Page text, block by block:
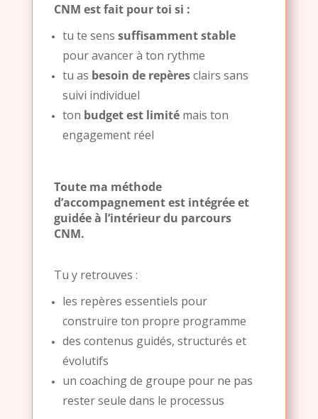
CNM est fait pour toi si :
tu te sens suffisamment stable
pour avancer à ton rythme
tu as besoin de repèresclairs sans
suivi individuel
ton budget est limitémais ton
engagement réel
Toute ma méthode
d’accompagnement est intégrée et
guidée à l’intérieur du parcours
CNM.
Tu y retrouves :
les repères essentiels pour
construire ton propre programme
des contenus guidés, structurés et
évolutifs
un coaching de groupe pour ne pas
rester seule dans le processus